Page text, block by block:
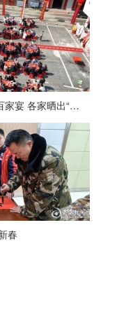
新春走基层丨图说石门村百家宴 各家晒出“拿手菜”
春